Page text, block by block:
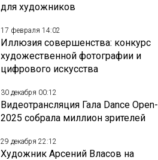
для художников
17 февраля 14:02
Иллюзия совершенства: конкурс
художественной фотографии и
цифрового искусства
30 декабря 00:12
Видеотрансляция Гала Dance Open-
2025 собрала миллион зрителей
29 декабря 22:12
Художник Арсений Власов на